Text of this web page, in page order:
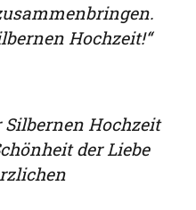
Hochzeit!“
Silbernen Hochzeit
der Liebe